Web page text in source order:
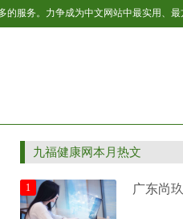
九福健康网本月热文
广东尚
1